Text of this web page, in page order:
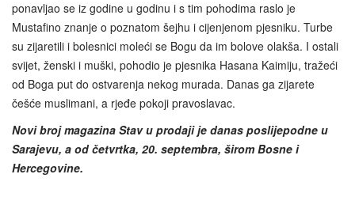
ponavljao se iz godine u godinu i s tim pohodima raslo je
Mustafino znanje o poznatom šejhu i cijenjenom pjesniku. Turbe
su zijaretili i bolesnici moleći se Bogu da im bolove olakša. I ostali
svijet, ženski i muški, pohodio je pjesnika Hasana Kaimiju, tražeći
od Boga put do ostvarenja nekog murada. Danas ga zijarete
češće muslimani, a rjeđe pokoji pravoslavac.
Novi broj magazina Stav u prodaji je danas poslijepodne u
Sarajevu, a od četvrtka, 20. septembra, širom Bosne i
Hercegovine.